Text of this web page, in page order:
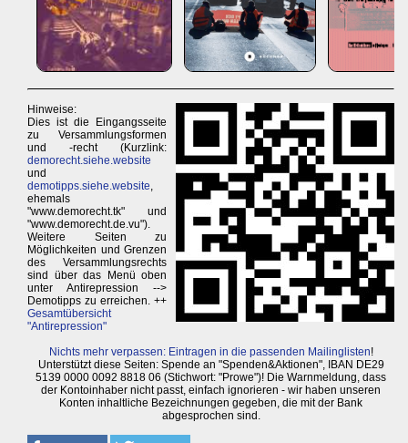
Hinweise:
Dies ist die Eingangsseite
zu Versammlungsformen
und -recht (Kurzlink:
demorecht.siehe.website
und
demotipps.siehe.website
ehemals
"www.demorecht.tk" und
"www.demorecht.de.vu").
Weitere Seiten zu
Möglichkeiten und Grenzen
des Versammlungsrechts
sind über das Menü oben
unter Antirepression -->
Demotipps zu erreichen. ++
Gesamtübersicht
"Antirepression"
Nichts mehr verpassen: Eintragen in die passenden Mailinglisten!
Unterstützt diese Seiten: Spende an "Spenden&Aktionen", IBAN DE29
5139 0000 0092 8818 06 (Stichwort: "Prowe")! Die Warnmeldung, dass
der Kontoinhaber nicht passt, einfach ignorieren - wir haben unseren
Konten inhaltliche Bezeichnungen gegeben, die mit der Bank
abgesprochen sind.